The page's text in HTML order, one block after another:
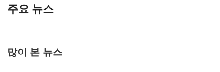
주요 뉴스
많이 본 뉴스